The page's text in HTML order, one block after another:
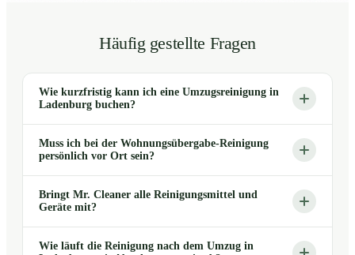
Häufig gestellte Fragen
Wie kurzfristig kann ich eine Umzugsreinigung in
Ladenburg buchen?
Muss ich bei der Wohnungsübergabe-Reinigung
persönlich vor Ort sein?
Bringt Mr. Cleaner alle Reinigungsmittel und
Geräte mit?
Wie läuft die Reinigung nach dem Umzug in